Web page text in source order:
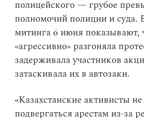
полицейского — грубое
полномочий полиции и суда.
митинга 6 июня показывают,
«агрессивно» разгоняла
задерживала участников
затаскивала их в автозаки.
«Казахстанские активисты
подвергаться арестам из-за